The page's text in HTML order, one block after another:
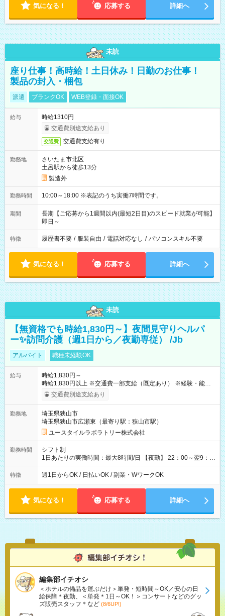
気になる！ 応募する 詳細へ
未読
座り仕事！高時給！土日休み！日勤のお仕事！
製品の封入・梱包
派遣 ブランクOK WEB登録・面接OK
給与
時給1310円
交通費別途支給あり
交通費 交通費支給有り
勤務地
さいたま市北区
土呂駅から徒歩13分
製造外
勤務時間 10:00～18:00 ※表記のうち実働7時間です。
期間
長期【ご応募から1週間以内(最短2日目)のスピード就業が可能】
即日～
特徴 履歴書不要 / 服装自由 / 電話対応なし / パソコンスキル不要
気になる！ 応募する 詳細へ
未読
【無資格でも時給1,830円～】夜間見守りヘルパ
ー✨訪問介護（週1日から／夜勤専従） /Jb
アルバイト 職種未経験OK
給与
時給1,830円～
時給1,830円以上 ※交通費一部支給（既定あり） ※経験・能力を
考慮して決定します 【収入例】 週1回勤務の場合：1,830円×8時
間×4回=5万8,560円 週3回勤務の場合：1,830円×8時間×12回
月 ※ 雇用形態と給与に、本採用時と異なる部分があります。 雇
用形態：本採用時と同じです。 給与：時給 1,580円以上
交通費別途支給あり
勤務地
埼玉県狭山市
埼玉県狭山市広瀬東（最寄り駅：狭山市駅）
ユースタイルラボラトリー株式会社
勤務時間
シフト制
1日あたりの実働時間：最大8時間/日 【夜勤】 22：00～翌9：
00 ※週1日～OK ／ 夜勤専従 ＊＊ 勤務時間例 ＊＊ ■22時か
ら翌7時 ■23時から翌8時 ■24時から翌9時 など ※上記の時間
ます。 ※曜日固定（毎週同じ曜日での勤務となります）
特徴 週1日からOK / 日払いOK / 副業・WワークOK
気になる！ 応募する 詳細へ
編集部イチオシ
＜ホテルの備品を運ぶだけ＞単発・短時間～OK／安心の日
給保障＊夜勤、＜単発＊1日～OK！＞コンサートなどのグッ
ズ販売スタッフ＊など (8/6UP!)